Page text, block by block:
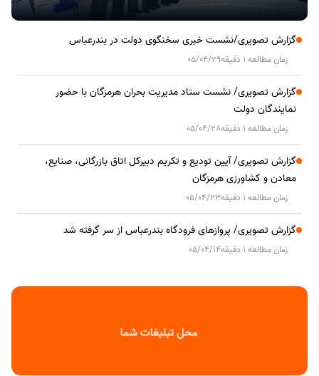
گزارش تصویری/نشست خبری سخنگوی دولت در بندرعباس
زمان مطالعه 1 دقیقه 05/04/29
گزارش تصویری/ نشست ستاد مدیریت بحران هرمزگان با حضور
نمایندگان دولت
زمان مطالعه 1 دقیقه 05/04/28
گزارش تصویری/ آیین تودیع و تکریم دبیرکل اتاق بازرگانی، صنایع،
معادن و کشاورزی هرمزگان
زمان مطالعه 1 دقیقه 05/04/23
گزارش تصویری/ پروازهای فرودگاه بندرعباس از سر گرفته شد
زمان مطالعه 1 دقیقه 05/04/14